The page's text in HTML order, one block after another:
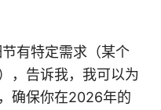
有特定需求（某个
，告诉我，我可以为
确保你在2026年的